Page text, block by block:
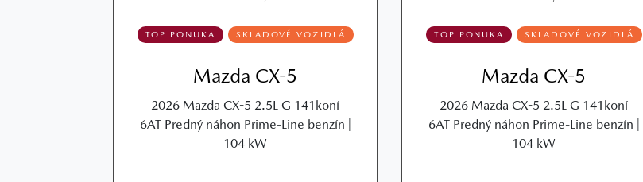
TOP PONUKA SKLADOVÉ VOZIDLÁ
Mazda CX-5
2026 Mazda CX-5 2.5L G 141koní
6AT Predný náhon Prime-Line benzín |
104 kW
TOP PONUKA SKLADOVÉ VOZIDLÁ
Mazda CX-5
2026 Mazda CX-5 2.5L G 141koní
6AT Predný náhon Prime-Line benzín |
104 kW